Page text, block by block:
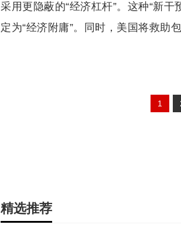
采用更隐蔽的“经济杠杆”。这种“新
定为“经济附庸”。同时，美国将救助
1
精选推荐